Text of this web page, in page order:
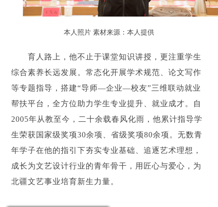
本人照片 素材来源：本人提供
育人路上，他不止于课堂知识讲授，更注重学生
综合素养长远发展。常态化开展学术规范、论文写作
等专题指导，搭建“导师—企业—校友”三维联动就业
帮扶平台，全方位助力学生专业提升、就业成才。自
2005年从教至今，二十余载春风化雨，他累计指导学
生荣获国家级奖项30余项、省级奖项80余项。无数青
年学子在他的指引下夯实专业基础、追逐艺术理想，
成长为文艺设计行业的青年骨干，用匠心与爱心，为
北疆文艺事业培育新生力量。